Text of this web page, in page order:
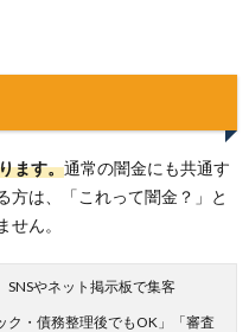
ます。通常の闇金にも共通す
方は、「これって闇金？」と
ん。
SNSやネット掲示板で集客
ク・債務整理後でもOK」「審査